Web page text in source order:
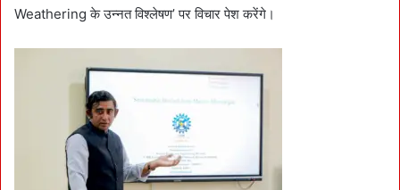
Weathering के उन्नत विश्लेषण’ पर विचार पेश करेंगे।